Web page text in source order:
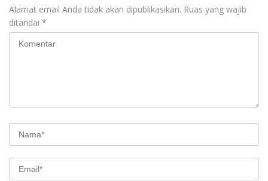
Alamat email Anda tidak akan dipublikasikan. Ruas yang wajib
ditandai *